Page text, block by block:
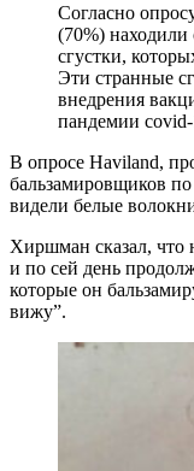
Согласно
(70%)
сгустки,
Эти странные
внедрения
пандемии
В опросе Haviland,
бальзамировщиков
видели белые
Хиршман сказал, что
и по сей день
которые он
вижу”.